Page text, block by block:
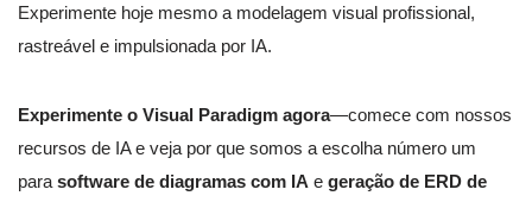
Experimente hoje mesmo a modelagem visual profissional,
rastreável e impulsionada por IA.
Experimente o Visual Paradigm agora—comece com nossos
recursos de IA e veja por que somos a escolha número um
para software de diagramas com IA e geração de ERD de